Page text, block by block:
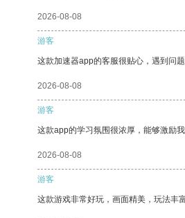
2026-08-08
游客
这款加速器app的客服很贴心，遇到问
2026-08-08
游客
这款app的学习氛围很浓厚，能够激励
2026-08-08
游客
这款游戏非常好玩，画面精美，玩法丰富